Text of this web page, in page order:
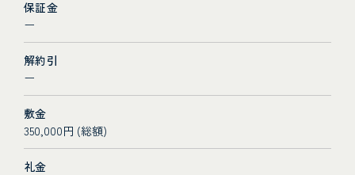
保証金
ー
解約引
ー
敷金
350,000円 (総額)
礼金